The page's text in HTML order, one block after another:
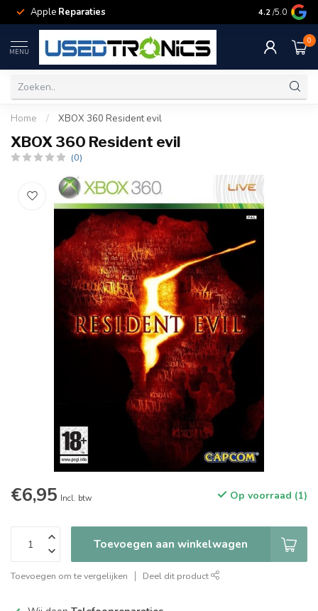
Apple Reparaties Samsung
4.2 /5.0
MENU
0
Home / XBOX 360 Resident evil
XBOX 360 Resident evil
(0)
€6,95 Incl. btw Op voorraad (1)
Toevoegen aan winkelwagen
Toevoegen om te vergelijken Deel dit product